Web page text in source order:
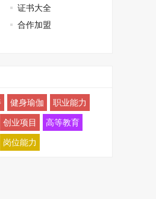
证书大全
合作加盟
健身瑜伽 职业能力
创业项目 高等教育
岗位能力